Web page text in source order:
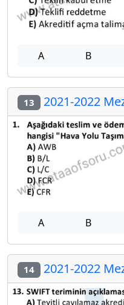
A B
13 2021-2022
A B
14 2021-2022